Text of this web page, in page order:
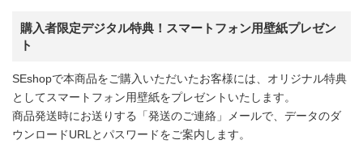
購入者限定デジタル特典！スマートフォン用壁紙プレゼン
ト
SEshopで本商品をご購入いただいたお客様には、オリジナル特典
としてスマートフォン用壁紙をプレゼントいたします。
商品発送時にお送りする「発送のご連絡」メールで、データのダ
ウンロードURLとパスワードをご案内します。